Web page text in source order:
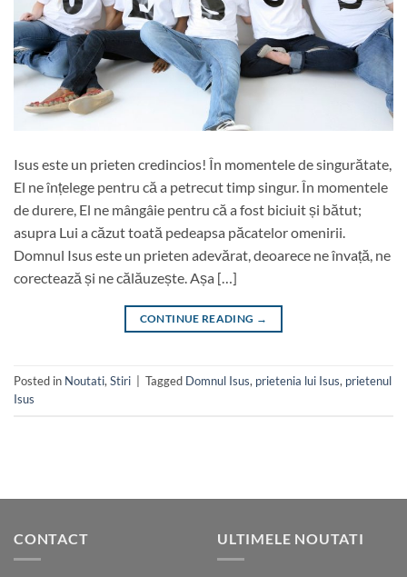
Isus este un prieten credincios! În momentele de singurătate,
El ne înțelege pentru că a petrecut timp singur. În momentele
de durere, El ne mângâie pentru că a fost biciuit și bătut;
asupra Lui a căzut toată pedeapsa păcatelor omenirii.
Domnul Isus este un prieten adevărat, deoarece ne învață, ne
corectează și ne călăuzește. Așa […]
CONTINUE READING →
Posted in Noutati, Stiri Tagged Domnul Isus, prietenia lui Isus, prietenul
Isus
CONTACT ULTIMELE NOUTATI